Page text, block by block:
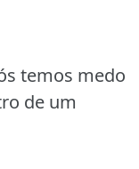
temos medo
de um